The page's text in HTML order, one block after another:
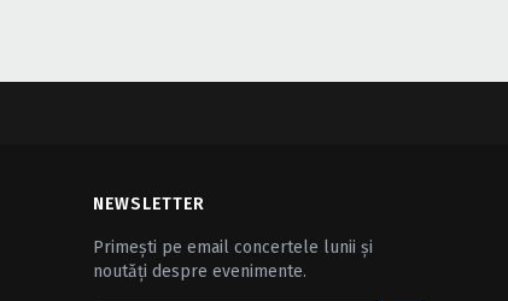
NEWSLETTER
Primești pe email concertele lunii și
noutăți despre evenimente.